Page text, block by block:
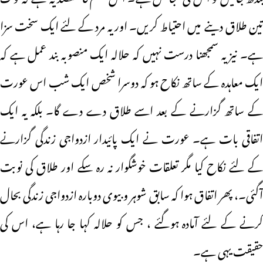
تین طلاق دینے میں احتیاط کریں۔ اور یہ مرد کے لئے ایک سخت سزا
ہے۔ نیز یہ سمجھنا درست نہیں کہ حلالہ ایک منصوبہ بند عمل ہے کہ
ایک معاہدہ کے ساتھ نکاح ہو کہ دوسرا شخص ایک شب اس عورت
کے ساتھ گزارنے کے بعد اسے طلاق دے دے گا۔ بلکہ یہ ایک
اتفاقی بات ہے۔ عورت نے ایک پائیدار ازدواجی زندگی گزارنے
کے لئے نکاح کیا مگر تعلقات خوشگوار نہ رہ سکے اور طلاق کی نوبت
آگئی۔، پھر اتفاق ہوا کہ سابق شوہر وبیوی دوبارہ ازدواجی زندگی بحال
کرنے کے لئے آمادہ ہوگئے ، جس کو حلالہ کہا جا رہا ہے، اس کی
حقیقت یہی ہے۔